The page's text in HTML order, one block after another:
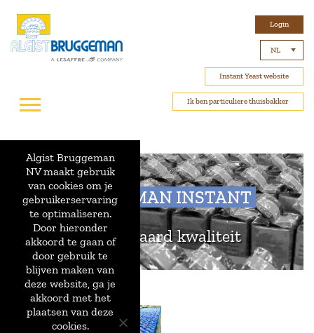
Login
NL
Instant Yeast website
Ik ben particuliere thuisbakker
BRUGGEMAN INSTANT
De standaard kwaliteit
Algist Bruggeman
NV maakt gebruik
van cookies om je
gebruikerservaring
te optimaliseren.
Door hieronder
akkoord te gaan of
door gebruik te
blijven maken van
deze website, ga je
akkoord met het
plaatsen van deze
cookies.